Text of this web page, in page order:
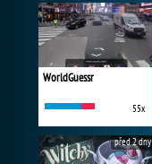
WorldGuessr
55x
před 2 dny